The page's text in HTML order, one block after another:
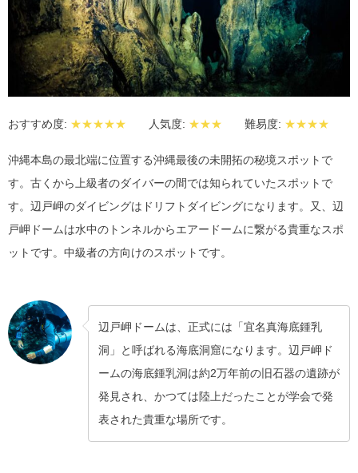
おすすめ度: ★★★★★ 人気度: ★★★ 難易度: ★★★★
沖縄本島の最北端に位置する沖縄最後の未開拓の秘境スポットで
す。古くから上級者のダイバーの間では知られていたスポットで
す。辺戸岬のダイビングはドリフトダイビングになります。又、辺
戸岬ドームは水中のトンネルからエアードームに繋がる貴重なスポ
ットです。中級者の方向けのスポットです。
辺戸岬ドームは、正式には「宜名真海底鍾乳
洞」と呼ばれる海底洞窟になります。辺戸岬ド
ームの海底鍾乳洞は約2万年前の旧石器の遺跡が
発見され、かつては陸上だったことが学会で発
表された貴重な場所です。